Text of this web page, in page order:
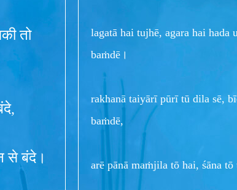
तो
से बंदे।
lagatā hai tujhē, agara hai hada
baṁdē।
rakhanā taiyārī pūrī tū dila sē,
baṁdē,
arē pānā maṁjila tō hai, śāna